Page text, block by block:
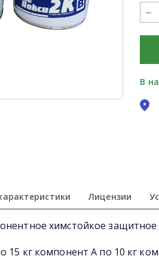
В
Лицензии
химстойкое
15 кг компонент А по 10 кг